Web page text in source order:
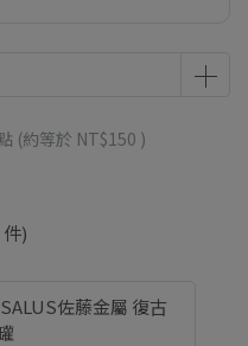
(約等於 NT$150 )
件)
佐藤金屬 復古